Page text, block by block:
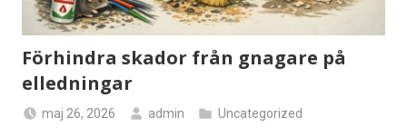
Förhindra skador från gnagare på
elledningar
maj 26, 2026 admin Uncategorized